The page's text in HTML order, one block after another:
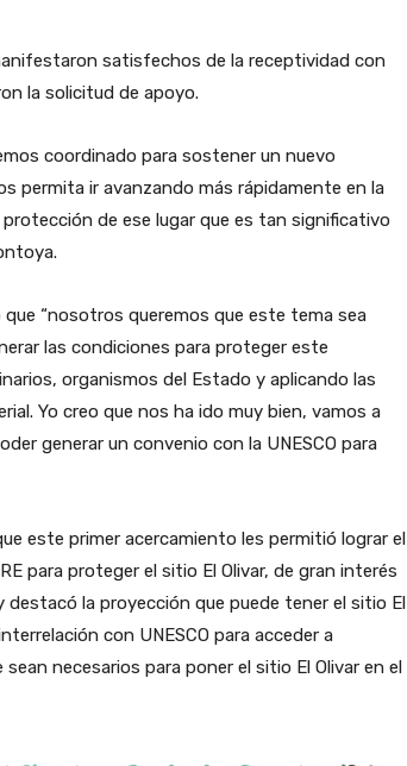
satisfechos de la receptividad con
la solicitud de apoyo.
coordinado para sostener un nuevo
permita ir avanzando más rápidamente en la
de ese lugar que es tan significativo
“nosotros queremos que este tema sea
las condiciones para proteger este
organismos del Estado y aplicando las
Yo creo que nos ha ido muy bien, vamos a
generar un convenio con la UNESCO para
este primer acercamiento les permitió lograr el
para proteger el sitio El Olivar, de gran interés
destacó la proyección que puede tener el sitio El
con UNESCO para acceder a
necesarios para poner el sitio El Olivar en el